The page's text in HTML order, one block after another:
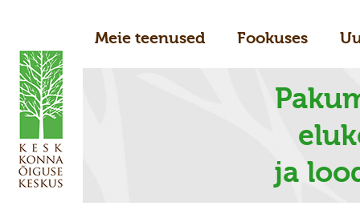
Meie teenused Fookuses
ja